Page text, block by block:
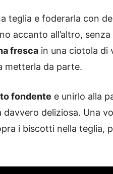
teglia e foderarla con
accanto all’altro,
fresca in una ciotola di
metterla da parte.
fondente e unirlo alla
deliziosa. Una
i biscotti nella teglia,